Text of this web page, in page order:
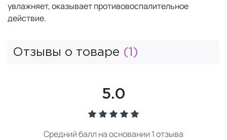
увлажняет, оказывает противовоспалительное
действие.
Отзывы о товаре (1)
5.0
Средний балл на основании 1 отзыва